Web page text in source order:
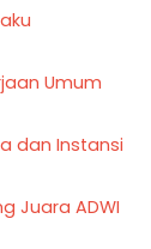
Umum
dan Instansi
Juara ADWI